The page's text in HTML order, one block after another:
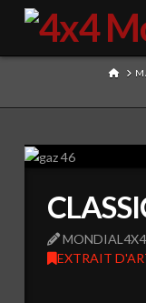
MONDIAL4X4
EXTRAIT